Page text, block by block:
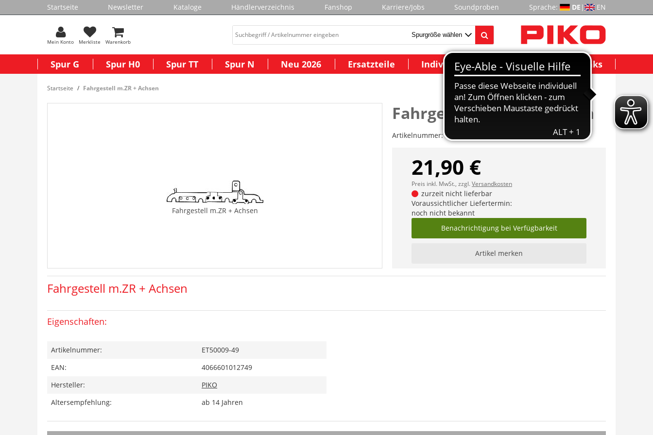
Startseite Newsletter Kataloge Händlerverzeichnis Fanshop Karriere/Jobs Soundproben Sprache: DE | EN
Mein Konto Merkliste Warenkorb
Spur G Spur H0 Spur TT Spur N Neu 2026 Ersatzteile Individuelle Modelle Wichtige Links
Startseite Fahrgestell m.ZR + Achsen
Fahrgestell m.ZR + Achsen
Fahrgestell m.ZR + Achsen
Artikelnummer:ET50009-49
21,90 €
Preis inkl. MwSt., zzgl.Versandkosten
zurzeit nicht lieferbar
Voraussichtlicher Liefertermin:
noch nicht bekannt
Benachrichtigung bei Verfügbarkeit
Artikel merken
Fahrgestell m.ZR + Achsen
Eigenschaften:
Artikelnummer:
ET50009-49
EAN:
4066601012749
Hersteller:
PIKO
Altersempfehlung:
ab 14 Jahren